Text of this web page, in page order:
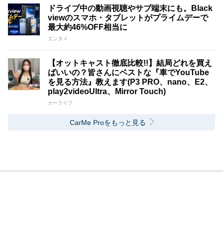
ドライブ中の動画視聴やサブ端末にも。Black
viewのスマホ・タブレットがプライムデーで
最大約46%OFF相当に
エンタメ
【オットキャスト徹底比較!!】結局どれを買え
ばいいの？皆さんにベストな『車でYouTube
を見る方法』教えます(P3 PRO、nano、E2、
play2videoUltra、Mirror Touch)
カーライフ
CarMe Proをもっと見る